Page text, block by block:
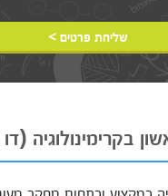
שליחת פרטים >
בקרימינולוגיה (דו